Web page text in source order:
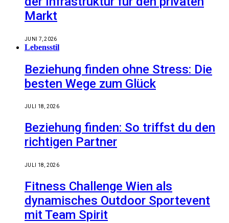
Markt
JUNI 7, 2026
Lebensstil
Beziehung finden ohne Stress: Die
besten Wege zum Glück
JULI 18, 2026
Beziehung finden: So triffst du den
richtigen Partner
JULI 18, 2026
Fitness Challenge Wien als
dynamisches Outdoor Sportevent
mit Team Spirit